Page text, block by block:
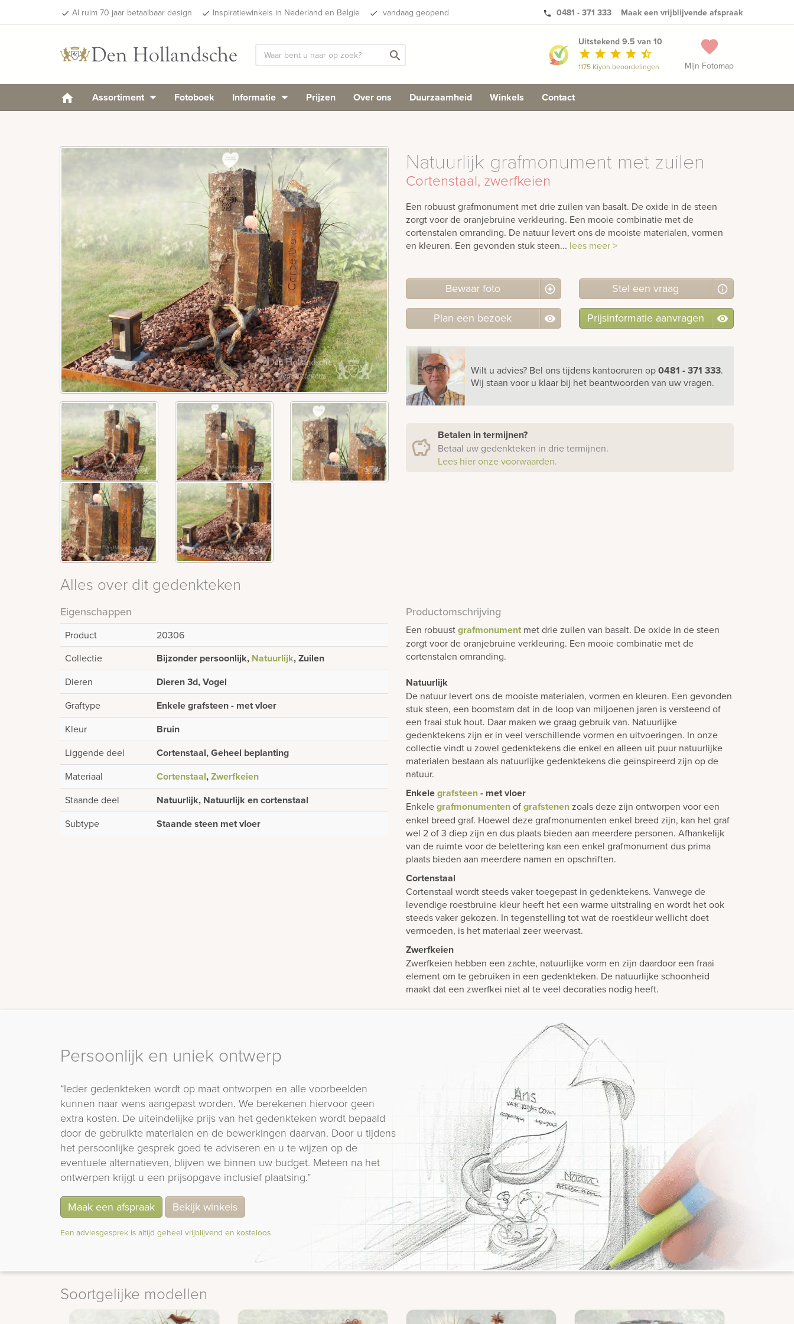
done Al ruim 70 jaar betaalbaar design done Inspiratiewinkels in Nederland en Belgie done vandaag geopend phone 0481 - 371 333 Maak een vrijblijvende afspraak
search favorite
Mijn Fotomap
Uitstekend 9.5 van 10
star star star star star_half
1175 Kiyoh beoordelingen
Assortiment Fotoboek Informatie Prijzen Over ons Duurzaamheid Winkels Contact
Natuurlijk grafmonument met zuilen
Cortenstaal, zwerfkeien
Een robuust grafmonument met drie zuilen van basalt. De oxide in de steen
zorgt voor de oranjebruine verkleuring. Een mooie combinatie met de
cortenstalen omranding. De natuur levert ons de mooiste materialen, vormen
en kleuren. Een gevonden stuk steen... lees meer >
Bewaar foto Stel een vraag
Plan een bezoek Prijsinformatie aanvragen
Wilt u advies? Bel onstijdens kantooruren op0481 - 371 333.
Wij staan voor u klaar bij het beantwoorden van uw vragen.
Betalen in termijnen?
Betaal uw gedenkteken in drie termijnen.
Lees hier onze voorwaarden.
Alles over dit gedenkteken
Eigenschappen
Product
20306
Collectie
Bijzonder persoonlijk, Natuurlijk, Zuilen
Dieren Dieren 3d, Vogel
Graftype Enkele grafsteen - met vloer
Kleur Bruin
Liggende deel Cortenstaal, Geheel beplanting
Materiaal Cortenstaal,Zwerfkeien
Staande deel Natuurlijk, Natuurlijk en cortenstaal
Subtype Staande steen met vloer
Productomschrijving
Een robuustgrafmonument met drie zuilen van basalt. De oxide in de steen
zorgt voor de oranjebruine verkleuring. Een mooie combinatie met de
cortenstalen omranding.
Natuurlijk
De natuur levert ons de mooiste materialen, vormen en kleuren. Een gevonden
stuk steen, een boomstam dat in de loop van miljoenen jaren is versteend of
een fraai stuk hout. Daar maken we graag gebruik van. Natuurlijke
gedenktekens zijn er in veel verschillende vormen en uitvoeringen. In onze
collectie vindt u zowel gedenktekens die enkel en alleen uit puur natuurlijke
materialen bestaan als natuurlijke gedenktekens die geïnspireerd zijn op de
natuur.
Enkelegrafsteen- met vloer
Enkelegrafmonumentenofgrafstenenzoals deze zijn ontworpen voor een
enkel breed graf. Hoewel deze grafmonumenten enkel breed zijn, kan het graf
wel 2 of 3 diep zijn en dus plaats bieden aan meerdere personen. Afhankelijk
van de ruimte voor de belettering kan een enkel grafmonument dus prima
plaats bieden aan meerdere namen en opschriften.
Cortenstaal
Cortenstaal wordt steeds vaker toegepast in gedenktekens. Vanwege de
levendige roestbruine kleur heeft het een warme uitstraling en wordt het ook
steeds vaker gekozen. In tegenstelling tot wat de roestkleur wellicht doet
vermoeden, is het materiaal zeer weervast.
Zwerfkeien
Zwerfkeien hebben een zachte, natuurlijke vorm en zijn daardoor een fraai
element om te gebruiken in een gedenkteken. De natuurlijke schoonheid
maakt dat een zwerfkei niet al te veel decoraties nodig heeft.
Persoonlijk en uniek ontwerp
“Ieder gedenkteken wordt op maat ontworpen en alle voorbeelden
kunnen naar wens aangepast worden. We berekenen hiervoor geen
extra kosten. De uiteindelijke prijs van het gedenkteken wordt bepaald
door de gebruikte materialen en de bewerkingen daarvan. Door u tijdens
het persoonlijke gesprek goed te adviseren en u te wijzen op de
eventuele alternatieven, blijven we binnen uw budget. Meteen na het
ontwerpen krijgt u een prijsopgave inclusief plaatsing.”
Maak een afspraak Bekijk winkels
Een adviesgesprek is altijd geheel vrijblijvend en kosteloos
Soortgelijke modellen